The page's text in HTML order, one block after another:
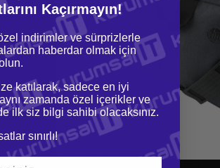
astar,
HP
Kaçırmayın!
indirimler ve sürprizlerle
haberdar olmak için
katılarak, sadece en iyi
zamanda özel içerikler ve
ilk siz bilgi sahibi olacaksınız.
sınırlı!